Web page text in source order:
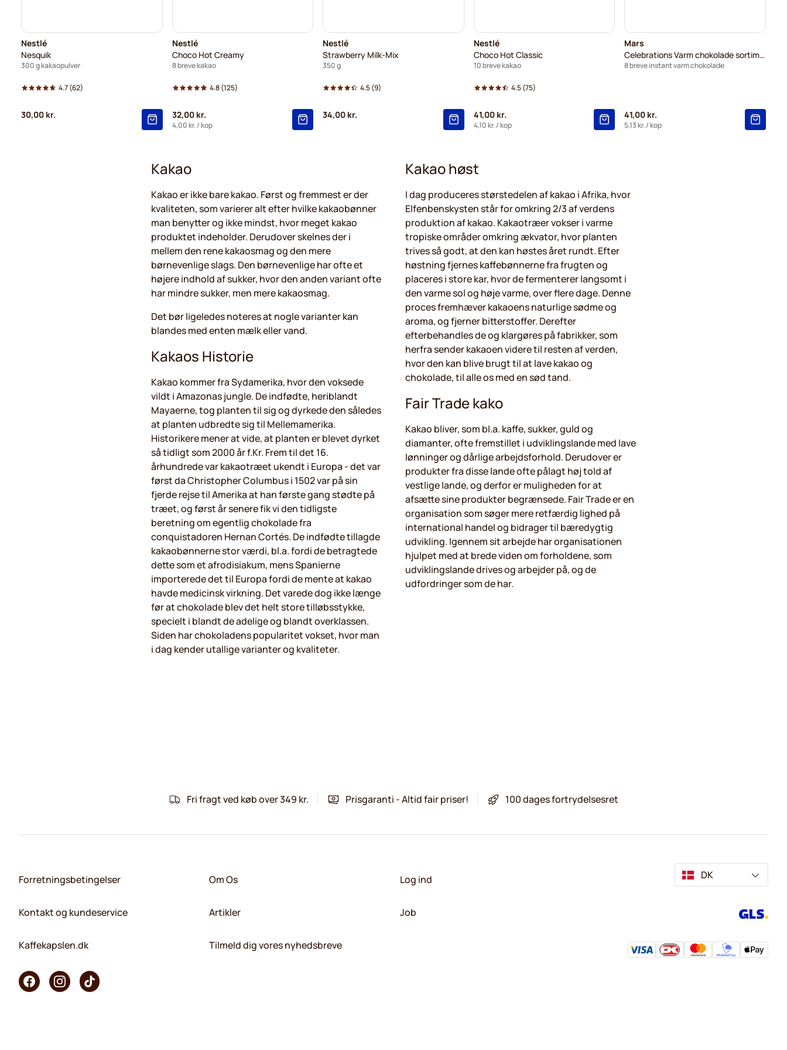
Nestlé
Nesquik
300 g kakaopulver
4.7(62)
30,00 kr.
Nestlé
Choco Hot Creamy
8 breve kakao
4.8(125)
32,00 kr.
4,00 kr./ kop
Nestlé
Strawberry Milk-Mix
350 g
4.5(9)
34,00 kr.
Nestlé
Choco Hot Classic
10 breve kakao
4.5(75)
41,00 kr.
4,10 kr./ kop
Mars
Celebrations Varm chokolade sortiment
8 breve instant varm chokolade
41,00 kr.
5,13 kr./ kop
Kakao
Kakao er ikke bare kakao. Først og fremmest er der
kvaliteten, som varierer alt efter hvilke kakaobønner
man benytter og ikke mindst, hvor meget kakao
produktet indeholder. Derudover skelnes der i
mellem den rene kakaosmag og den mere
børnevenlige slags. Den børnevenlige har ofte et
højere indhold af sukker, hvor den anden variant ofte
har mindre sukker, men mere kakaosmag.
Det bør ligeledes noteres at nogle varianter kan
blandes med enten mælk eller vand.
Kakaos Historie
Kakao kommer fra Sydamerika, hvor den voksede
vildt i Amazonas jungle. De indfødte, heriblandt
Mayaerne, tog planten til sig og dyrkede den således
at planten udbredte sig til Mellemamerika.
Historikere mener at vide, at planten er blevet dyrket
så tidligt som 2000 år f.Kr. Frem til det 16.
århundrede var kakaotræet ukendt i Europa - det var
først da Christopher Columbus i 1502 var på sin
fjerde rejse til Amerika at han første gang stødte på
træet, og først år senere fik vi den tidligste
beretning om egentlig chokolade fra
conquistadoren Hernan Cortés. De indfødte tillagde
kakaobønnerne stor værdi, bl.a. fordi de betragtede
dette som et afrodisiakum, mens Spanierne
importerede det til Europa fordi de mente at kakao
havde medicinsk virkning. Det varede dog ikke længe
før at chokolade blev det helt store tilløbsstykke,
specielt i blandt de adelige og blandt overklassen.
Siden har chokoladens popularitet vokset, hvor man
i dag kender utallige varianter og kvaliteter.
Kakao høst
I dag produceres størstedelen af kakao i Afrika, hvor
Elfenbenskysten står for omkring 2/3 af verdens
produktion af kakao. Kakaotræer vokser i varme
tropiske områder omkring ækvator, hvor planten
trives så godt, at den kan høstes året rundt. Efter
høstning fjernes kaffebønnerne fra frugten og
placeres i store kar, hvor de fermenterer langsomt i
den varme sol og høje varme, over flere dage. Denne
proces fremhæver kakaoens naturlige sødme og
aroma, og fjerner bitterstoffer. Derefter
efterbehandles de og klargøres på fabrikker, som
herfra sender kakaoen videre til resten af verden,
hvor den kan blive brugt til at lave kakao og
chokolade, til alle os med en sød tand.
Fair Trade kako
Kakao bliver, som bl.a. kaffe, sukker, guld og
diamanter, ofte fremstillet i udviklingslande med lave
lønninger og dårlige arbejdsforhold. Derudover er
produkter fra disse lande ofte pålagt høj told af
vestlige lande, og derfor er muligheden for at
afsætte sine produkter begrænsede. Fair Trade er en
organisation som søger mere retfærdig lighed på
international handel og bidrager til bæredygtig
udvikling. Igennem sit arbejde har organisationen
hjulpet med at brede viden om forholdene, som
udviklingslande drives og arbejder på, og de
udfordringer som de har.
Fri fragt ved køb over 349 kr. Prisgaranti - Altid fair priser! 100 dages fortrydelsesret
Forretningsbetingelser
Kontakt og kundeservice
Kaffekapslen.dk
Om Os
Artikler
Tilmeld dig vores nyhedsbreve
Log ind
Job
DK